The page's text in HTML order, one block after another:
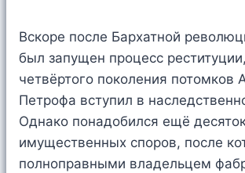
Вскоре после Бархатной
был запущен процесс
четвёртого поколения потомков
Петрофа вступил в
Однако понадобился ещё
имущественных споров, после
полноправными владельцем